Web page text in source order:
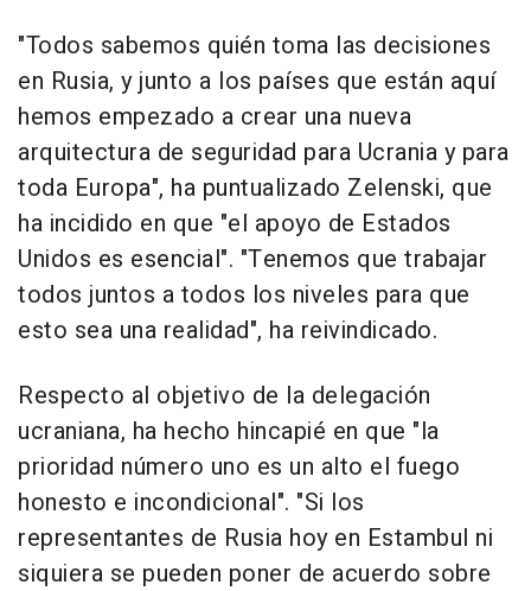
"Todos sabemos quién toma las decisiones
en Rusia, y junto a los países que están aquí
hemos empezado a crear una nueva
arquitectura de seguridad para Ucrania y para
toda Europa", ha puntualizado Zelenski, que
ha incidido en que "el apoyo de Estados
Unidos es esencial". "Tenemos que trabajar
todos juntos a todos los niveles para que
esto sea una realidad", ha reivindicado.
Respecto al objetivo de la delegación
ucraniana, ha hecho hincapié en que "la
prioridad número uno es un alto el fuego
honesto e incondicional". "Si los
representantes de Rusia hoy en Estambul ni
siquiera se pueden poner de acuerdo sobre